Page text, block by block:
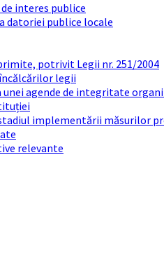
interes publice
datoriei publice locale
potrivit Legii nr. 251/2004
legii
unei agende de integritate
implementării măsurilor
relevante